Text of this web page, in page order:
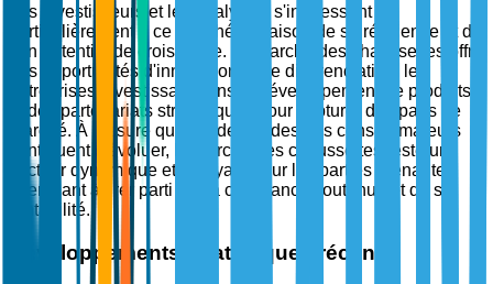
Les investisseurs et les analystes s'intéressent
particulièrement à ce marché en raison de sa résilience et de
son potentiel de croissance. Le marché des chaussettes offre
des opportunités d'innovation et de différenciation, les
entreprises investissant dans le développement de produits
et des partenariats stratégiques pour capturer des parts de
marché. À mesure que les demandes des consommateurs
continuent d'évoluer, le marché des chaussettes reste un
secteur dynamique et attrayant pour les parties prenantes
cherchant à tirer parti de sa croissance soutenue et de sa
rentabilité.
Développements stratégiques récents